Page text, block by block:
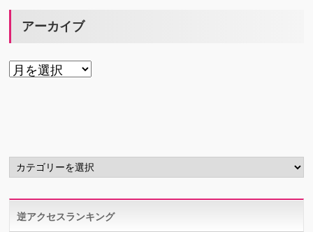
アーカイブ
ア
カ
テ
リ
ー逆アクセスランキング